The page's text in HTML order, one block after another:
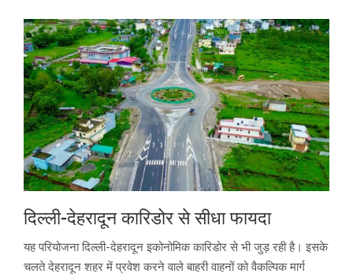
दिल्ली-देहरादून कारिडोर से सीधा फायदा
यह परियोजना दिल्ली-देहरादून इकोनोमिक कारिडोर से भी जुड़ रही है। इसके
चलते देहरादून शहर में प्रवेश करने वाले बाहरी वाहनों को वैकल्पिक मार्ग